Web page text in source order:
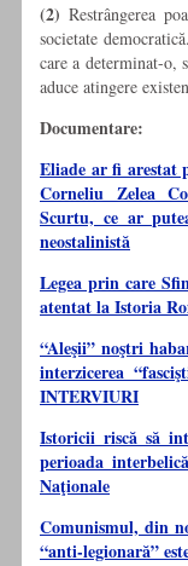
(2) Restrângerea
societate
care a determinat-o,
aduce atingere
Documentare:
Eliade ar fi arestat
Corneliu Zelea
Scurtu, ce ar
neostalinistă
Legea prin care
atentat la Istoria
“Aleşii” noştri
interzicerea
INTERVIURI
Istoricii riscă să
perioada
Naţionale
Comunismul, din
“anti-legionară”